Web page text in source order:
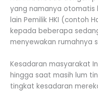
yang namanya otomatis
lain Pemilik HKI (contoh
kepada beberapa
menyewakan rumahnya
Kesadaran masyarakat
hingga saat masih lum
tingkat kesadaran